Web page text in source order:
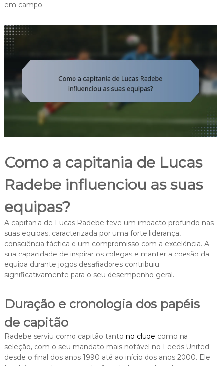
em campo.
Como a capitania de Lucas
Radebe influenciou as suas
equipas?
A capitania de Lucas Radebe teve um impacto profundo nas
suas equipas, caracterizada por uma forte liderança,
consciência táctica e um compromisso com a excelência. A
sua capacidade de inspirar os colegas e manter a coesão da
equipa durante jogos desafiadores contribuiu
significativamente para o seu desempenho geral.
Duração e cronologia dos papéis
de capitão
Radebe serviu como capitão tanto no clube como na
seleção, com o seu mandato mais notável no Leeds United
desde o final dos anos 1990 até ao início dos anos 2000. Ele